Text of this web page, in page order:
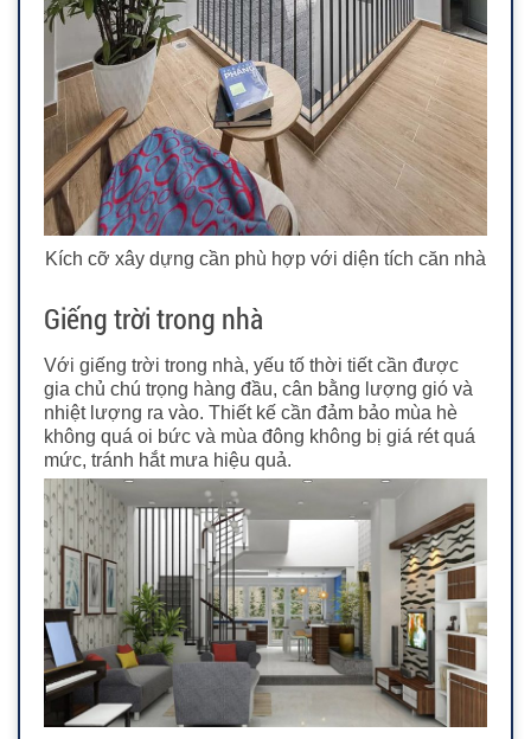
Kích cỡ xây dựng cần phù hợp với diện tích căn nhà
Giếng trời trong nhà
Với giếng trời trong nhà, yếu tố thời tiết cần được
gia chủ chú trọng hàng đầu, cân bằng lượng gió và
nhiệt lượng ra vào. Thiết kế cần đảm bảo mùa hè
không quá oi bức và mùa đông không bị giá rét quá
mức, tránh hắt mưa hiệu quả.